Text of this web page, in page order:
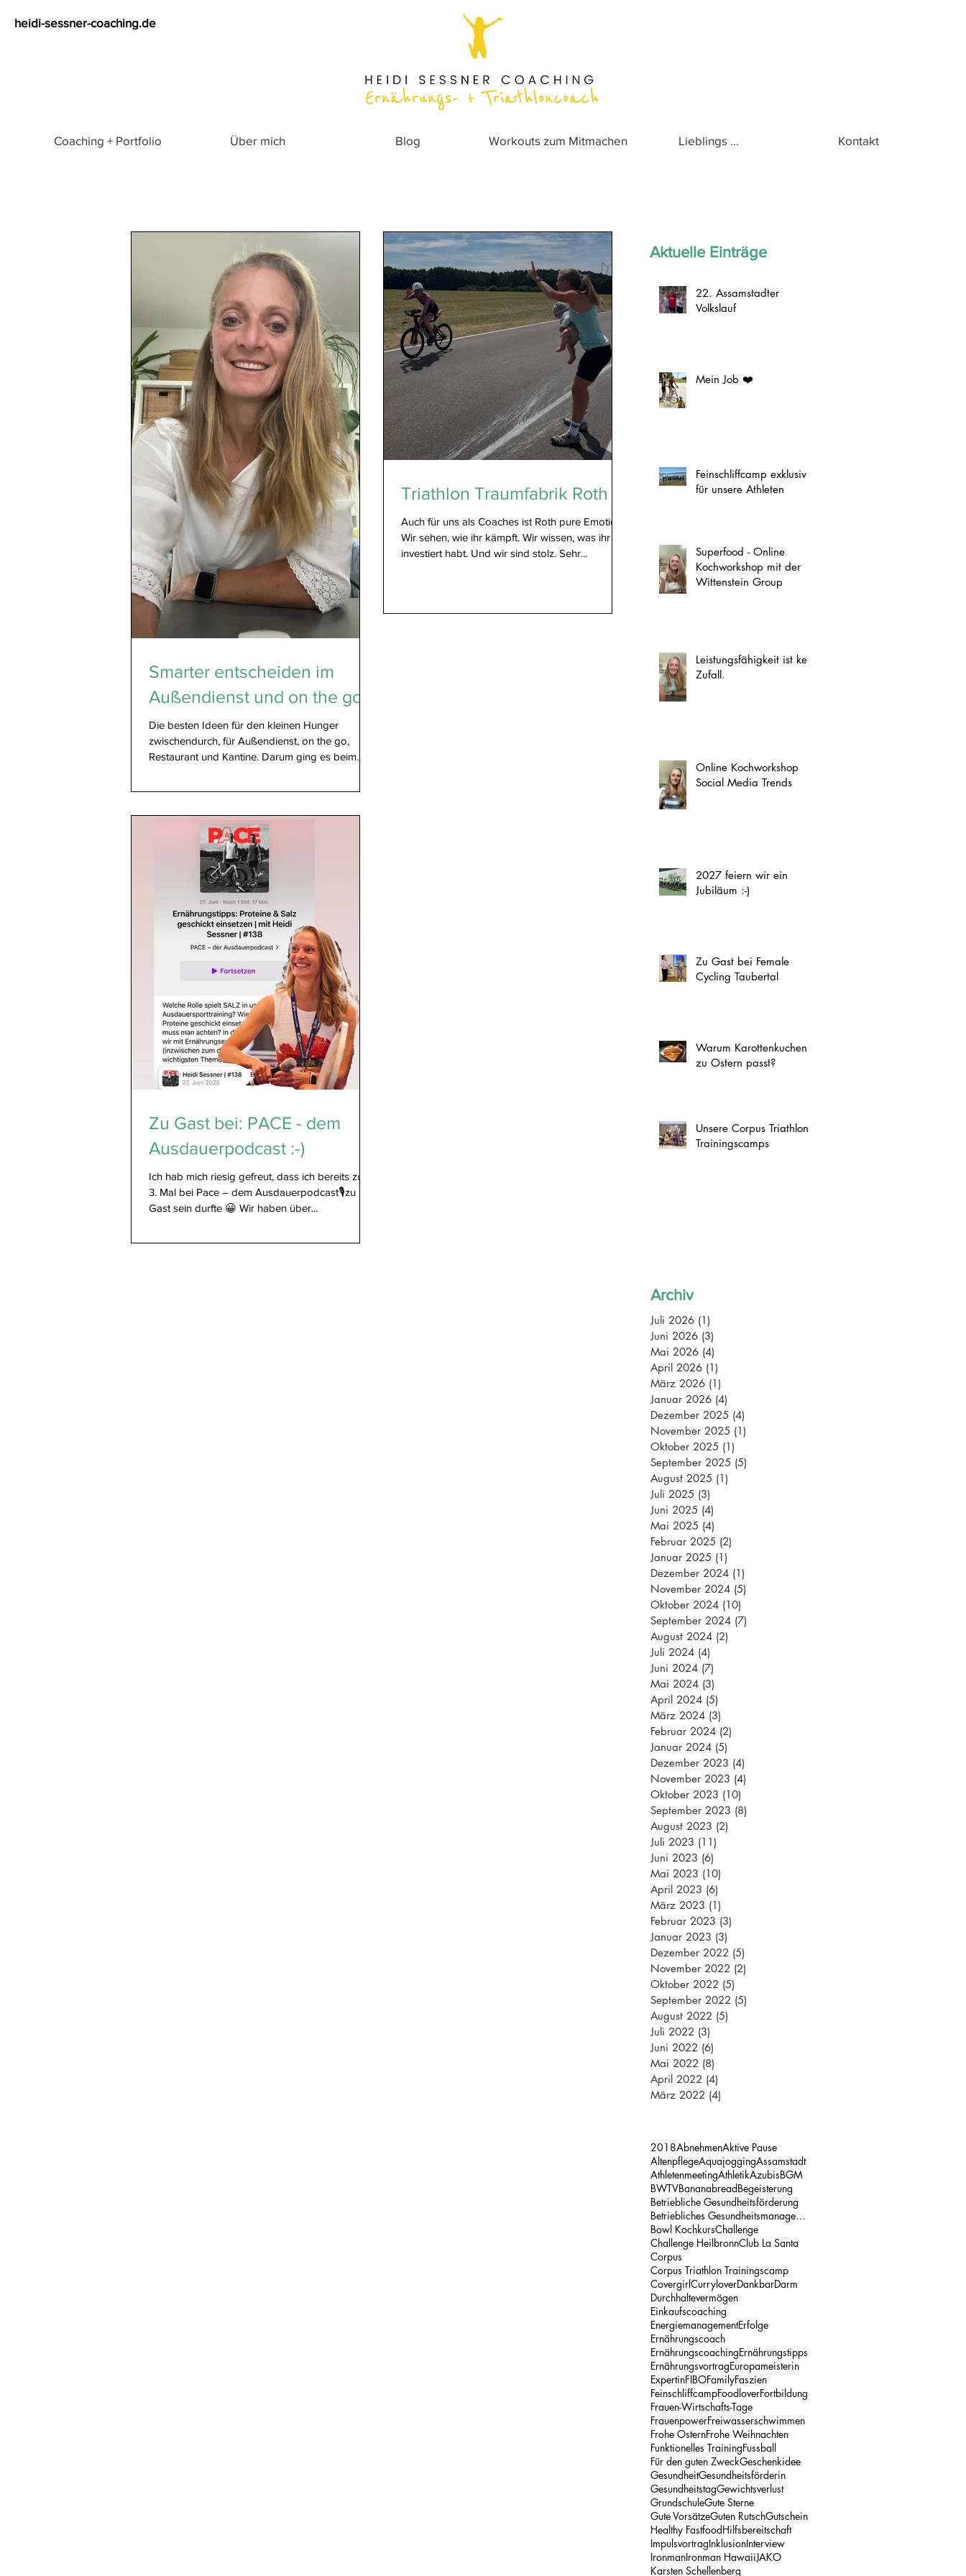
heidi-sessner-coaching.de
Coaching + Portfolio Über mich Blog Workouts zum Mitmachen Lieblings ... Kontakt
Smarter entscheiden im
Außendienst und on the go
Die besten Ideen für den kleinen Hunger
zwischendurch, für Außendienst, on the go,
Restaurant und Kantine. Darum ging es beim
Triathlon Traumfabrik Roth
Auch für uns als Coaches ist Roth pure Emotion.
Wir sehen, wie ihr kämpft. Wir wissen, was ihr
investiert habt. Und wir sind stolz. Sehr...
Zu Gast bei: PACE - dem
Ausdauerpodcast :-)
Ich hab mich riesig gefreut, dass ich bereits zum
3. Mal bei Pace – dem Ausdauerpodcast🎙️zu
Gast sein durfte 😀 Wir haben über...
Aktuelle Einträge
22. Assamstadter
Volkslauf
Mein Job ❤️
Feinschliffcamp exklusiv
für unsere Athleten
Superfood - Online
Kochworkshop mit der
Wittenstein Group
Leistungsfähigkeit ist kein
Zufall.
Online Kochworkshop
Social Media Trends
2027 feiern wir ein
Jubiläum :-)
Zu Gast bei Female
Cycling Taubertal
Warum Karottenkuchen
zu Ostern passt?
Unsere Corpus Triathlon
Trainingscamps
Archiv
Juli 2026 (1)
Juni 2026 (3)
Mai 2026 (4)
April 2026 (1)
März 2026 (1)
Januar 2026 (4)
Dezember 2025 (4)
November 2025 (1)
Oktober 2025 (1)
September 2025 (5)
August 2025 (1)
Juli 2025 (3)
Juni 2025 (4)
Mai 2025 (4)
Februar 2025 (2)
Januar 2025 (1)
Dezember 2024 (1)
November 2024 (5)
Oktober 2024 (10)
September 2024 (7)
August 2024 (2)
Juli 2024 (4)
Juni 2024 (7)
Mai 2024 (3)
April 2024 (5)
März 2024 (3)
Februar 2024 (2)
Januar 2024 (5)
Dezember 2023 (4)
November 2023 (4)
Oktober 2023 (10)
September 2023 (8)
August 2023 (2)
Juli 2023 (11)
Juni 2023 (6)
Mai 2023 (10)
April 2023 (6)
März 2023 (1)
Februar 2023 (3)
Januar 2023 (3)
Dezember 2022 (5)
November 2022 (2)
Oktober 2022 (5)
September 2022 (5)
August 2022 (5)
Juli 2022 (3)
Juni 2022 (6)
Mai 2022 (8)
April 2022 (4)
März 2022 (4)
2018AbnehmenAktive Pause
AltenpflegeAquajoggingAssamstadt
AthletenmeetingAthletikAzubisBGM
BWTVBananabreadBegeisterung
Betriebliche Gesundheitsförderung
Betriebliches Gesundheitsmanagement
Bowl KochkursChallenge
Challenge HeilbronnClub La Santa
Corpus
Corpus Triathlon Trainingscamp
CovergirlCurryloverDankbarDarm
Durchhaltevermögen
Einkaufscoaching
EnergiemanagementErfolge
Ernährungscoach
ErnährungscoachingErnährungstipps
ErnährungsvortragEuropameisterin
ExpertinFIBOFamilyFaszien
FeinschliffcampFoodloverFortbildung
Frauen-Wirtschafts-Tage
FrauenpowerFreiwasserschwimmen
Frohe OsternFrohe Weihnachten
Funktionelles TrainingFussball
Für den guten ZweckGeschenkidee
GesundheitGesundheitsförderin
GesundheitstagGewichtsverlust
GrundschuleGute Sterne
Gute VorsätzeGuten RutschGutschein
Healthy FastfoodHilfsbereitschaft
ImpulsvortragInklusionInterview
IronmanIronman HawaiiJAKO
Karsten Schellenberg